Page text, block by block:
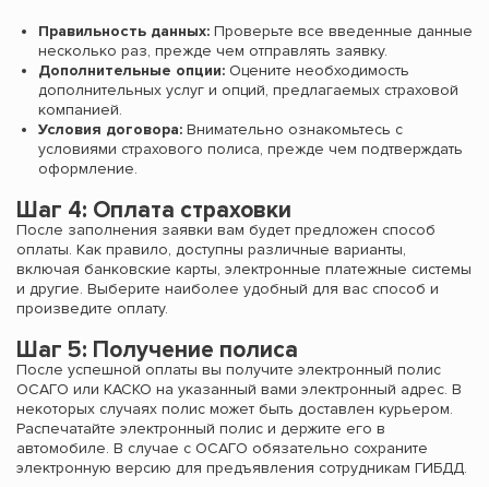
Правильность данных: Проверьте все введенные данные
несколько раз, прежде чем отправлять заявку.
Дополнительные опции: Оцените необходимость
дополнительных услуг и опций, предлагаемых страховой
компанией.
Условия договора: Внимательно ознакомьтесь с
условиями страхового полиса, прежде чем подтверждать
оформление.
Шаг 4: Оплата страховки
После заполнения заявки вам будет предложен способ
оплаты. Как правило, доступны различные варианты,
включая банковские карты, электронные платежные системы
и другие. Выберите наиболее удобный для вас способ и
произведите оплату.
Шаг 5: Получение полиса
После успешной оплаты вы получите электронный полис
ОСАГО или КАСКО на указанный вами электронный адрес. В
некоторых случаях полис может быть доставлен курьером.
Распечатайте электронный полис и держите его в
автомобиле. В случае с ОСАГО обязательно сохраните
электронную версию для предъявления сотрудникам ГИБДД.